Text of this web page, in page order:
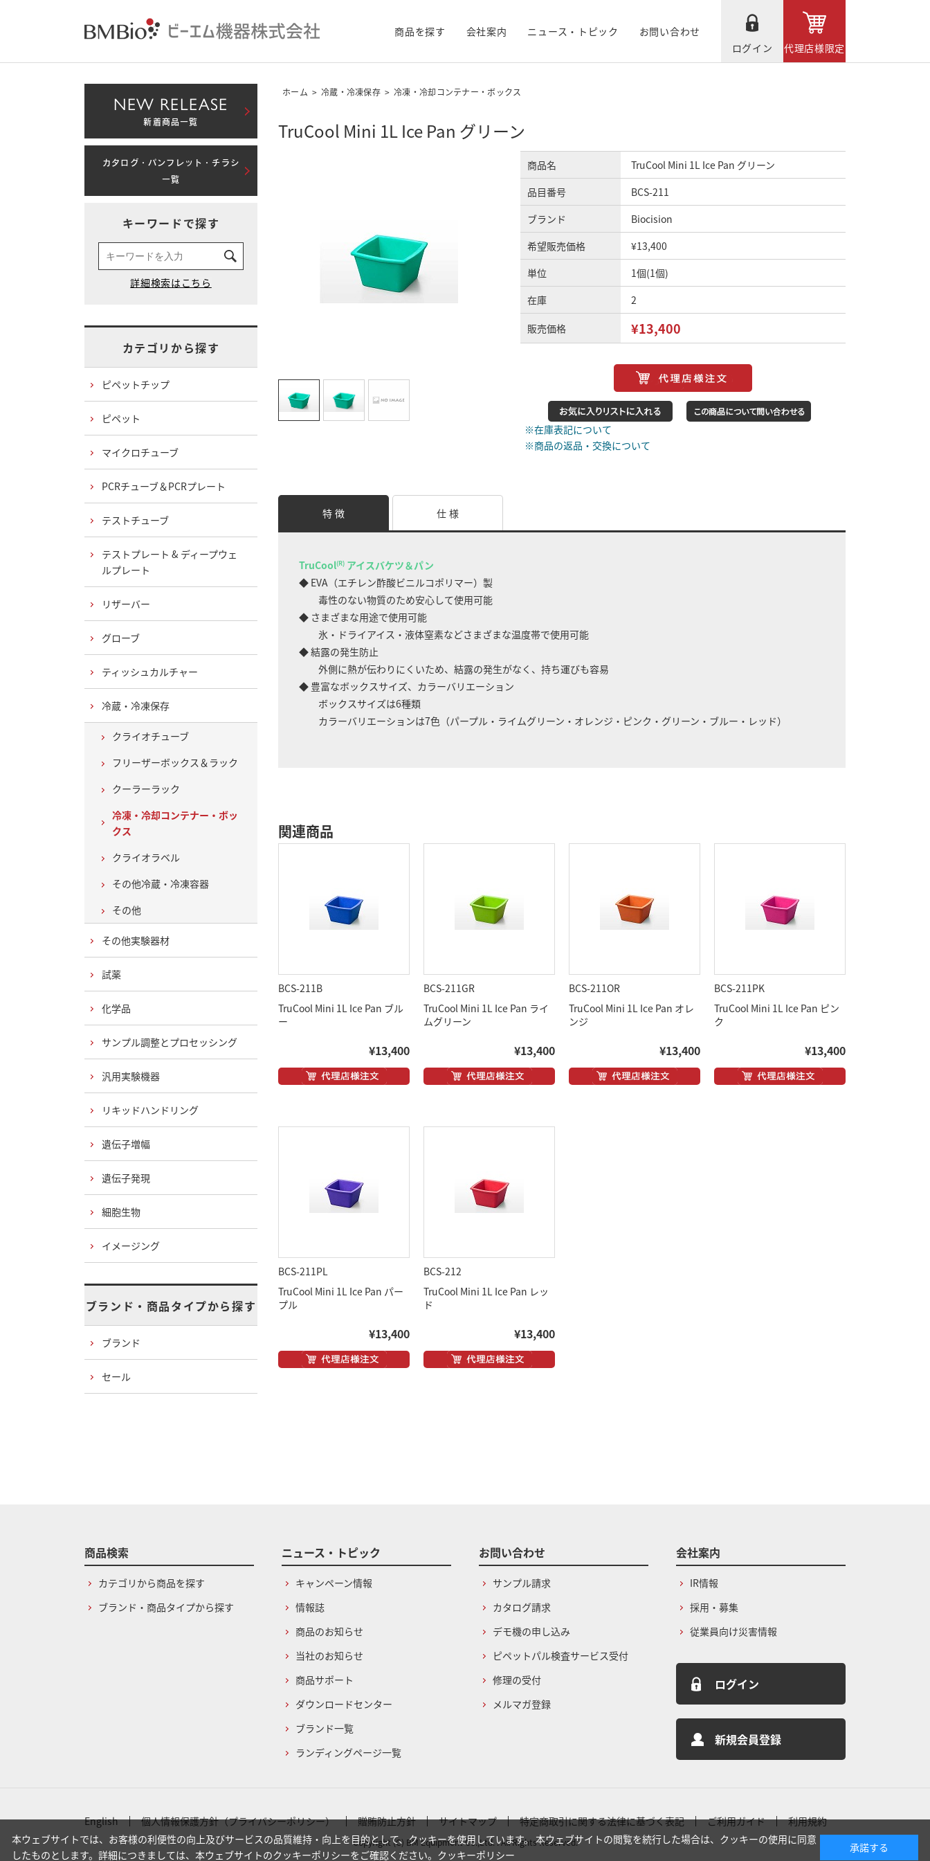
商品を探す 会社案内 ニュース・トピック
お問い合わせ
ログイン
代理店様限定
ホーム > 冷蔵・冷凍保存 > 冷凍・冷却コンテナー・ボックス
TruCool Mini 1L Ice Pan グリーン
商品名
TruCool Mini 1L Ice Pan グリーン
品目番号
BCS-211
ブランド
Biocision
希望販売価格
¥13,400
単位
1個(1個)
在庫
2
販売価格 ¥13,400
※在庫表記について
※商品の返品・交換について
特 徴 仕 様
TruCool(R) アイスバケツ＆パン
◆ EVA（エチレン酢酸ビニルコポリマー）製
毒性のない物質のため安心して使用可能
◆ さまざまな用途で使用可能
氷・ドライアイス・液体窒素などさまざまな温度帯で使用可能
◆ 結露の発生防止
外側に熱が伝わりにくいため、結露の発生がなく、持ち運びも容易
◆ 豊富なボックスサイズ、カラーバリエーション
ボックスサイズは6種類
カラーバリエーションは7色（パープル・ライムグリーン・オレンジ・ピンク・グリーン・ブルー・レッド）
関連商品
BCS-211B
TruCool Mini 1L Ice Pan ブル
ー
¥13,400
BCS-211GR
TruCool Mini 1L Ice Pan ライ
ムグリーン
¥13,400
BCS-211OR
TruCool Mini 1L Ice Pan オレ
ンジ
¥13,400
BCS-211PK
TruCool Mini 1L Ice Pan ピン
ク
¥13,400
BCS-211PL
TruCool Mini 1L Ice Pan パー
プル
¥13,400
BCS-212
TruCool Mini 1L Ice Pan レッ
ド
¥13,400
NEW RELEASE
新着商品一覧
カタログ・パンフレット・チラシ
一覧
キーワードで探す
カテゴリから探す
ピペットチップ
ピペット
マイクロチューブ
PCRチューブ＆PCRプレート
テストチューブ
テストプレート & ディープウェ
ルプレート
リザーバー
グローブ
ティッシュカルチャー
冷蔵・冷凍保存
クライオチューブ
フリーザーボックス＆ラック
クーラーラック
冷凍・冷却コンテナー・ボッ
クス
クライオラベル
その他冷蔵・冷凍容器
その他
その他実験器材
試薬
化学品
サンプル調整とプロセッシング
汎用実験機器
リキッドハンドリング
遺伝子増幅
遺伝子発現
細胞生物
イメージング
ブランド・商品タイプから探す
ブランド
セール
商品検索
カテゴリから商品を探す
ブランド・商品タイプから探す
ニュース・トピック
キャンペーン情報
情報誌
商品のお知らせ
当社のお知らせ
商品サポート
ダウンロードセンター
ブランド一覧
ランディングページ一覧
お問い合わせ
サンプル請求
カタログ請求
デモ機の申し込み
ピペットパル検査サービス受付
修理の受付
メルマガ登録
会社案内
IR情報
採用・募集
従業員向け災害情報
ログイン
新規会員登録
English 個人情報保護方針（プライバシーポリシー） 贈賄防止方針 サイトマップ 特定商取引に関する法律に基づく表記 ご利用ガイド 利用規約
Copyright (C) BM Equipment Co.,Ltd. . All Rights Reserved.
本ウェブサイトでは、お客様の利便性の向上及びサービスの品質維持・向上を目的として、クッキーを使用しています。 本ウェブサイトの閲覧を続行した場合は、クッキーの使用に同意
したものとします。詳細につきましては、本ウェブサイトのクッキーポリシーをご確認ください。 クッキーポリシー
承諾する